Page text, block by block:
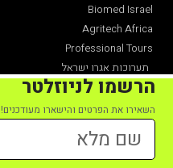
Biomed Israel
Agritech Africa
Professional Tours
תערוכות אגרו ישראל
תערוכת חקלאות
הרשמו לניוזלטר
השאירו את הפרטים והישארו מעודכנים!